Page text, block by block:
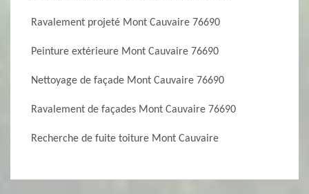
Ravalement projeté Mont Cauvaire 76690
Peinture extérieure Mont Cauvaire 76690
Nettoyage de façade Mont Cauvaire 76690
Ravalement de façades Mont Cauvaire 76690
Recherche de fuite toiture Mont Cauvaire